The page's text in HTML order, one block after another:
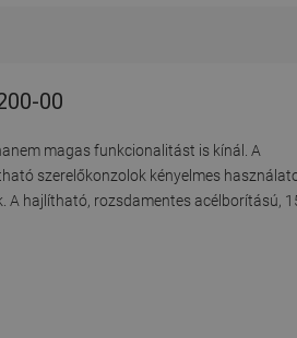
00
magas funkcionalitást is kínál. A
szerelőkonzolok kényelmes
A hajlítható, rozsdamentes acélborítású,